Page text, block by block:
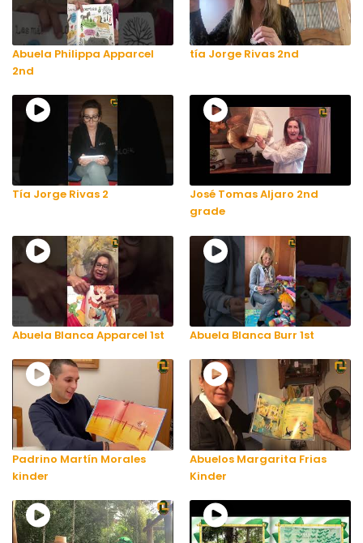
Abuela Philippa Apparcel
2nd
tía Jorge Rivas 2nd
Tía Jorge Rivas 2
José Tomas Aljaro 2nd
grade
Abuela Blanca Apparcel 1st Abuela Blanca Burr 1st
Padrino Martín Morales
kinder
Abuelos Margarita Frias
Kinder